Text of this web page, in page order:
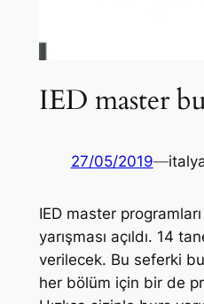
IED master
27/05/2019—
IED master
yarışması açıldı. 14
verilecek. Bu seferki
her bölüm için bir de